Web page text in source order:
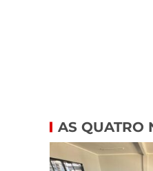
AS QUATRO